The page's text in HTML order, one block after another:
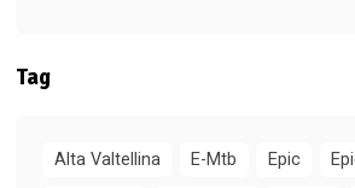
Tag
Alta Valtellina E-Mtb Epic